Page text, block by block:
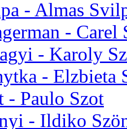
- Almas
- Carel
- Karoly
- Elzbieta
- Paulo Szot
- Ildiko